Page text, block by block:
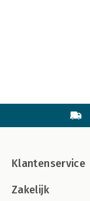
Klantenservice
Zakelijk